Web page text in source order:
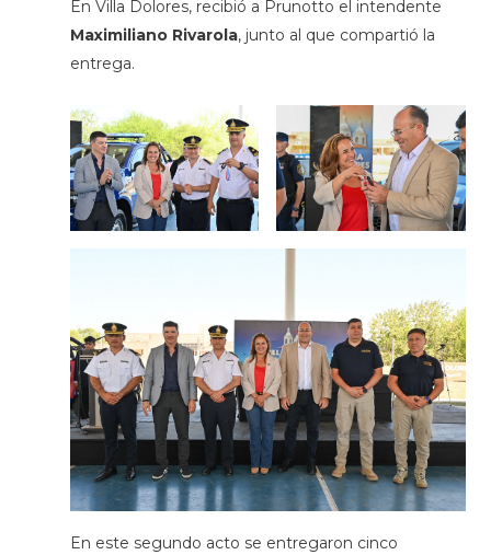
En Villa Dolores, recibió a Prunotto el intendente
Maximiliano Rivarola, junto al que compartió la
entrega.
En este segundo acto se entregaron cinco